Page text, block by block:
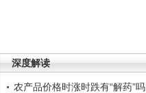
深度解读
农产品价格时涨时跌有“解药”吗